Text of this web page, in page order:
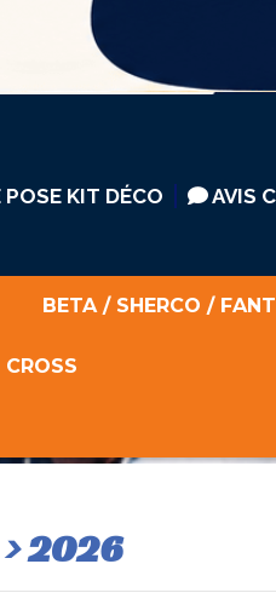
POSE KIT DÉCO AVIS
BETA / SHERCO /
2026